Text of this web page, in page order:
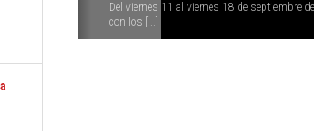
Del viernes 11 al viernes 18 de septiembre
con los [...]